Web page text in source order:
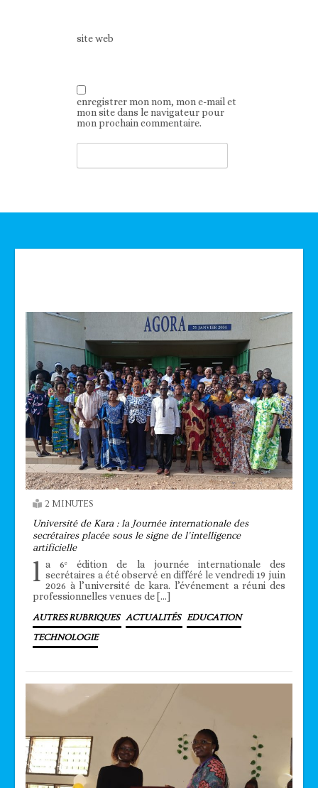
site web
enregistrer mon nom, mon e-mail et
mon site dans le navigateur pour
mon prochain commentaire.
2 MINUTES
Université de Kara : la Journée internationale des
secrétaires placée sous le signe de l’intelligence
artificielle
l a 6ᵉ édition de la journée internationale des
secrétaires a été observé en différé le vendredi 19 juin
2026 à l’université de kara. l’événement a réuni des
professionnelles venues de […]
AUTRES RUBRIQUES ACTUALITÉS EDUCATION
TECHNOLOGIE